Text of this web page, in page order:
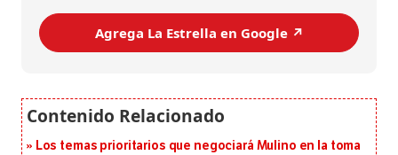
Agrega La Estrella en Google ↗️
Los temas prioritarios que negociará Mulino en la toma